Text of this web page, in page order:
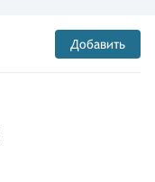
Добавить